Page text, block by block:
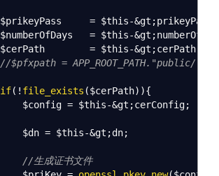
$prikeyPass
= $this-&gt ;prikeyPass
$numberOfDays
= $this-&gt ;
$cerPath
= $this-&gt ;cerPath
//$pfxpath = APP_ROOT_PATH."public/
if( ! file_exists ($cerPath) ){
$config = $this-&gt ;cerConfig;
$dn = $this-&gt ;dn;
//生成证书文件